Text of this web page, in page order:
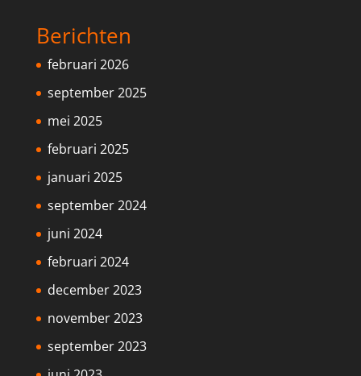
Berichten
februari 2026
september 2025
mei 2025
februari 2025
januari 2025
september 2024
juni 2024
februari 2024
december 2023
november 2023
september 2023